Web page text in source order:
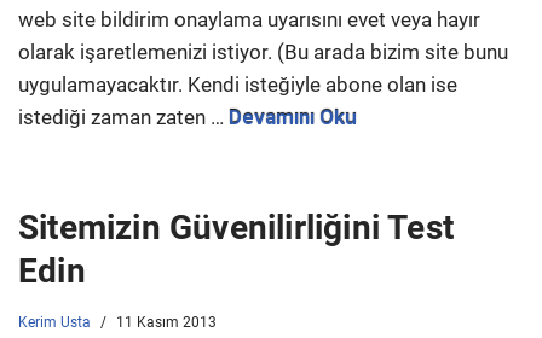
web site bildirim onaylama uyarısını evet veya hayır
olarak işaretlemenizi istiyor. (Bu arada bizim site bunu
uygulamayacaktır. Kendi isteğiyle abone olan ise
istediği zaman zaten … Devamını Oku
Sitemizin Güvenilirliğini Test
Edin
Kerim Usta 11 Kasım 2013